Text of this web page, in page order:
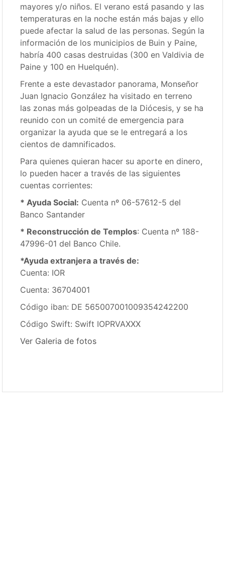
mayores y/o niños. El verano está pasando y las
temperaturas en la noche están más bajas y ello
puede afectar la salud de las personas. Según la
información de los municipios de Buin y Paine,
habría 400 casas destruidas (300 en Valdivia de
Paine y 100 en Huelquén).
Frente a este devastador panorama, Monseñor
Juan Ignacio González ha visitado en terreno
las zonas más golpeadas de la Diócesis, y se ha
reunido con un comité de emergencia para
organizar la ayuda que se le entregará a los
cientos de damnificados.
Para quienes quieran hacer su aporte en dinero,
lo pueden hacer a través de las siguientes
cuentas corrientes:
* Ayuda Social: Cuenta nº 06-57612-5 del
Banco Santander
* Reconstrucción de Templos: Cuenta nº 188-
47996-01 del Banco Chile.
*Ayuda extranjera a través de:
Cuenta: IOR
Cuenta: 36704001
Código iban: DE 565007001009354242200
Código Swift: Swift IOPRVAXXX
Ver Galeria de fotos